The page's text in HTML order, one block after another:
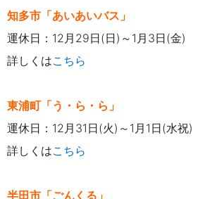
知多市「あいあいバス」
運休日：12月29日(日)～1月3日(金)
詳しくはこちら
東浦町「う・ら・ら」
運休日：12月31日(火)～1月1日(水祝)
詳しくはこちら
半田市「ごんくる」